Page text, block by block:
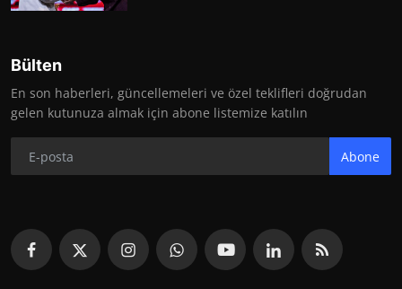
Bülten
En son haberleri, güncellemeleri ve özel teklifleri doğrudan
gelen kutunuza almak için abone listemize katılın
Abone